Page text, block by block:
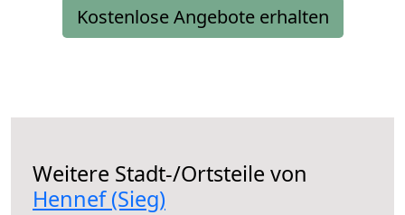
Kostenlose Angebote erhalten
Weitere Stadt-/Ortsteile von
Hennef (Sieg)